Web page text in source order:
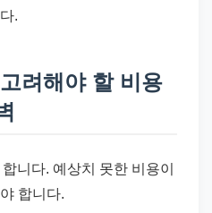
.
려해야 할 비용
니다. 예상치 못한 비용이
합니다.